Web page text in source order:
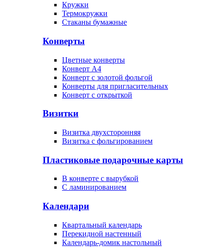
Кружки
Термокружки
Стаканы бумажные
Конверты
Цветные конверты
Конверт А4
Конверт с золотой фольгой
Конверты для пригласительных
Конверт с открыткой
Визитки
Визитка двухсторонняя
Визитка с фольгированием
Пластиковые подарочные карты
В конверте с вырубкой
С ламинированием
Календари
Квартальный календарь
Перекидной настенный
Календарь-домик настольный